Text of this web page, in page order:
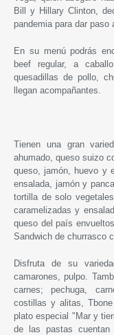
Bill y Hillary Clinton,
pandemia para dar paso
En su menú podrás
beef regular, a
quesadillas de pollo,
llegan acompañantes.
Tienen una gran
ahumado, queso suizo
queso, jamón, huevo y
ensalada, jamón y
tortilla de solo
caramelizadas y
queso del país
Sandwich de churrasco
Disfruta de su
camarones, pulpo.
carnes; pechuga,
costillas y alitas,
plato especial "Mar y
de las pastas